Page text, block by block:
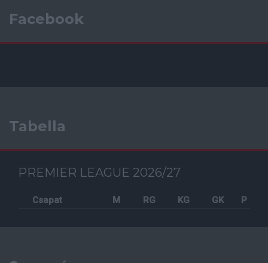
Facebook
Tabella
PREMIER LEAGUE 2026/27
Csapat M RG KG GK P